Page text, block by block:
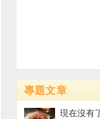
專題文章
現在沒有